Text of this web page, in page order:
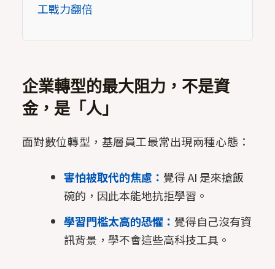
工戰力翻倍
企業轉型的最大阻力，不是資
金，是「人」
面對數位轉型，基層員工最常出現兩種心態：
害怕被取代的焦慮： 覺得 AI 是來搶飯
碗的，因此本能地抗拒學習。
學習門檻太高的恐懼： 覺得自己沒有資
訊背景，學不會這些高科技工具。